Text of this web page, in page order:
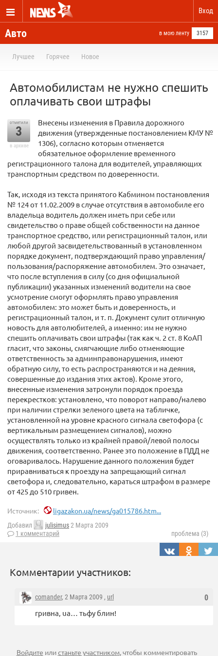
Вход
Авто в мою ленту 3157
Лучшее Горячее Новое
Автомобилистам не нужно спешить
оплачивать свои штрафы
отметили
3
в архиве
Внесены изменения в Правила дорожного
движения (утвержденные постановлением КМУ №
1306), согласно которым отменяется
обязательное оформление временного
регистрационного талона для водителей, управляющих
транспортным средством по доверенности.
Так, исходя из текста принятого Кабмином постановления
№ 124 от 11.02.2009 в случае отсутствия в автомобиле его
владельца водитель должен иметь при себе или
свидетельство о праве общей собственности на данное
транспортное средство, или регистрационный талон, или
любой другой засвидетельствованный в установленном
порядке документ, подтверждающий право управления/
пользования/распоряжение автомобилем. Это означает,
что после вступления в силу (со дня официальной
публикации) указанных изменений водители на свое
усмотрение смогут оформлять право управления
автомобилем: это может быть и доверенность, и
регистрационный талон, и т. п. Документ сулит отличную
новость для автолюбителей, а именно: им не нужно
спешить оплачивать свои штрафы (так как ч. 2 ст. 8 КоАП
гласит, что законы, смягчающие либо отменяющие
ответственность за админправонарушения, имеют
обратную силу, то есть распространяются и на деяния,
совершенные до издания этих актов). Кроме этого,
внесенные изменения затронули порядок проезда
перекрестков: установлено, что поворот направо/налево
при наличии стрелки зеленого цвета на табличке,
установленной на уровне красного сигнала светофора (с
вертикальным размещением сигналов), можно
осуществлять только из крайней правой/левой полосы
движения, соответственно. Ранее это положение в ПДД не
оговаривалось. Нарушение данного положения будет
приравниваться к проезду на запрещающий сигнал
светофора и, следовательно, караться штрафом в размере
от 425 до 510 гривен.
Источник: ligazakon.ua/news/ga015786.htm...
Добавил julisimus2 Марта 2009
1 комментарий
проблема (3)
Комментарии участников:
0
comander, 2 Марта 2009 , url
гривна, ua… тьфу блин!
Войдите илистаньте участником, чтобы комментировать